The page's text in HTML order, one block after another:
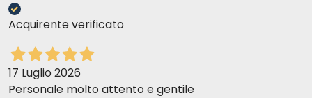
Acquirente verificato
17 Luglio 2026
Personale molto attento e gentile